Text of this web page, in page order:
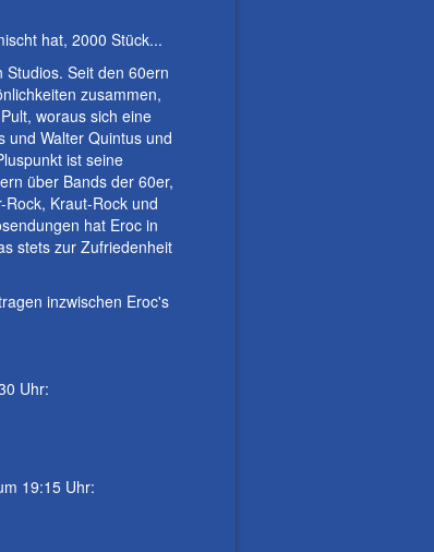
hat, 2000 Stück...
Seit den 60ern
zusammen,
woraus sich eine
und Walter Quintus und
ist seine
über Bands der 60er,
Kraut-Rock und
hat Eroc in
stets zur Zufriedenheit
inzwischen Eroc's
Uhr:
19:15 Uhr: